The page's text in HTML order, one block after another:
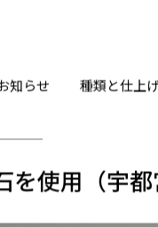
知らせ 種類と仕上
を使用（宇都